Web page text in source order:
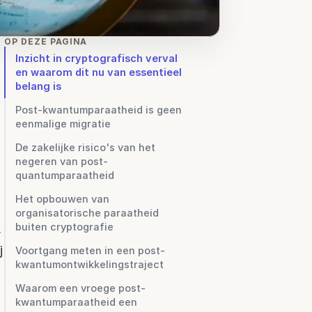
OP DEZE PAGINA
Inzicht in cryptografisch verval
en waarom dit nu van essentieel
belang is
Post-kwantumparaatheid is geen
eenmalige migratie
De zakelijke risico's van het
negeren van post-
quantumparaatheid
Het opbouwen van
organisatorische paraatheid
buiten cryptografie
Voortgang meten in een post-
kwantumontwikkelingstraject
Waarom een vroege post-
kwantumparaatheid een